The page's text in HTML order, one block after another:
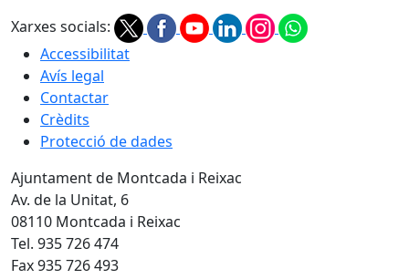
Xarxes socials:
Accessibilitat
Avís legal
Contactar
Crèdits
Protecció de dades
Ajuntament de Montcada i Reixac
Av. de la Unitat, 6
08110 Montcada i Reixac
Tel. 935 726 474
Fax 935 726 493